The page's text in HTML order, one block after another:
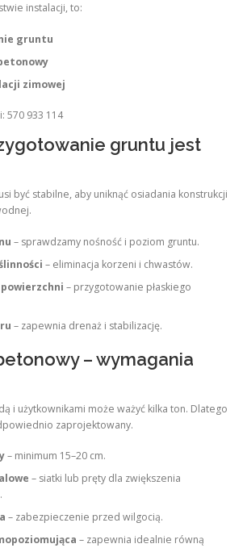
instalacji, to:
gruntu
zimowej
570 933 114
gruntu jest
być stabilne, aby uniknąć osiadania konstrukcji
– sprawdzamy nośność i poziom gruntu.
– eliminacja korzeni i chwastów.
– przygotowanie płaskiego
– zapewnia drenaż i stabilizację.
– wymagania
i użytkownikami może ważyć kilka ton. Dlatego
zaprojektowany.
– minimum 15–20 cm.
– siatki lub pręty dla zwiększenia
– zabezpieczenie przed wilgocią.
– zapewnia idealnie równą